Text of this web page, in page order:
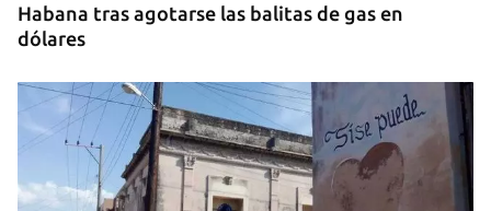
Habana tras agotarse las balitas de gas en
dólares